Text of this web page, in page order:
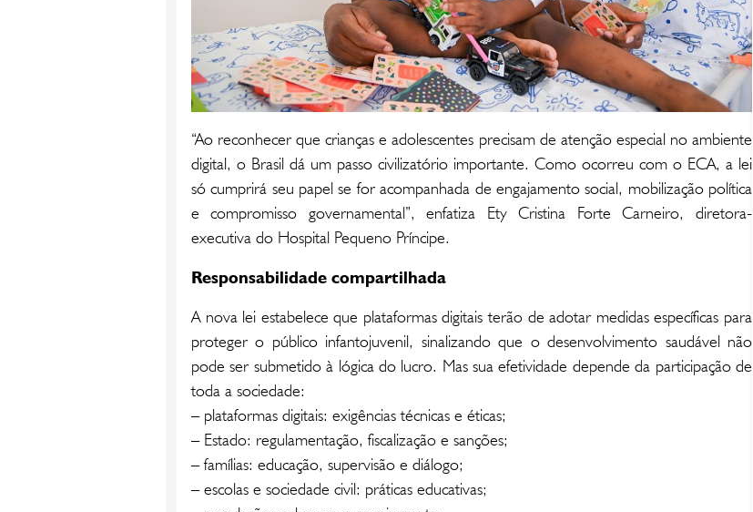
“Ao reconhecer que crianças e adolescentes precisam de atenção especial no ambiente
digital, o Brasil dá um passo civilizatório importante. Como ocorreu com o ECA, a lei
só cumprirá seu papel se for acompanhada de engajamento social, mobilização política
e compromisso governamental”, enfatiza Ety Cristina Forte Carneiro, diretora-
executiva do Hospital Pequeno Príncipe.
Responsabilidade compartilhada
A nova lei estabelece que plataformas digitais terão de adotar medidas específicas para
proteger o público infantojuvenil, sinalizando que o desenvolvimento saudável não
pode ser submetido à lógica do lucro. Mas sua efetividade depende da participação de
toda a sociedade:
– plataformas digitais: exigências técnicas e éticas;
– Estado: regulamentação, fiscalização e sanções;
– famílias: educação, supervisão e diálogo;
– escolas e sociedade civil: práticas educativas;